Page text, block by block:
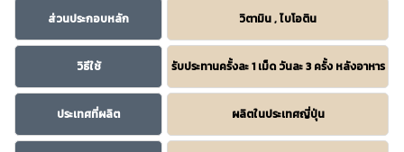
ส่วนประกอบหลัก วิตามิน , ไบโอติน
วิธีใช้ รับประทานครั้งละ 1 เม็ด วันละ 3 ครั้ง หลังอาหาร
ประเทศที่ผลิต ผลิตในประเทศญี่ปุ่น